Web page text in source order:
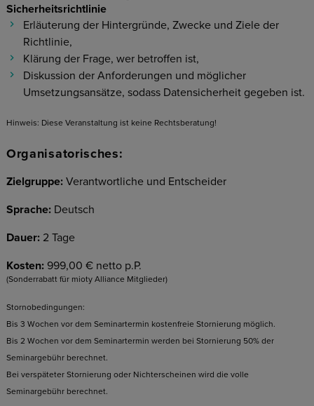
Sicherheitsrichtlinie
Erläuterung der Hintergründe, Zwecke und Ziele der
Richtlinie,
Klärung der Frage, wer betroffen ist,
Diskussion der Anforderungen und möglicher
Umsetzungsansätze, sodass Datensicherheit gegeben ist.
Hinweis: Diese Veranstaltung ist keine Rechtsberatung!
Organisatorisches:
Zielgruppe: Verantwortliche und Entscheider
Sprache:Deutsch
Dauer:2 Tage
Kosten: 999,00 € netto p.P.
(Sonderrabatt für mioty Alliance Mitglieder)
Stornobedingungen:
Bis 3 Wochen vor dem Seminartermin kostenfreie Stornierung möglich.
Bis 2 Wochen vor dem Seminartermin werden bei Stornierung 50% der
Seminargebühr berechnet.
Bei verspäteter Stornierung oder Nichterscheinen wird die volle
Seminargebühr berechnet.